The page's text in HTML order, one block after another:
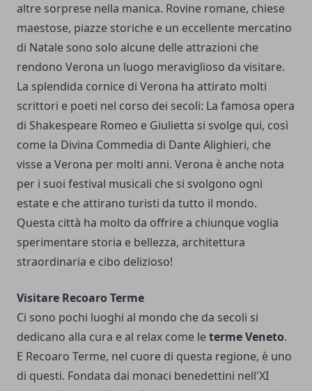
altre sorprese nella manica. Rovine romane, chiese
maestose, piazze storiche e un eccellente mercatino
di Natale sono solo alcune delle attrazioni che
rendono Verona un luogo meraviglioso da visitare.
La splendida cornice di Verona ha attirato molti
scrittori e poeti nel corso dei secoli: La famosa opera
di Shakespeare Romeo e Giulietta si svolge qui, così
come la Divina Commedia di Dante Alighieri, che
visse a Verona per molti anni. Verona è anche nota
per i suoi festival musicali che si svolgono ogni
estate e che attirano turisti da tutto il mondo.
Questa città ha molto da offrire a chiunque voglia
sperimentare storia e bellezza, architettura
straordinaria e cibo delizioso!
Visitare Recoaro Terme
Ci sono pochi luoghi al mondo che da secoli si
dedicano alla cura e al relax come leterme Veneto.
E Recoaro Terme, nel cuore di questa regione, è uno
di questi. Fondata dai monaci benedettini nell'XI